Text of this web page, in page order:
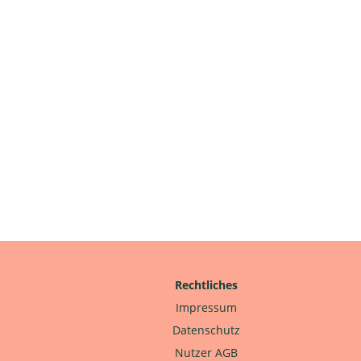
Rechtliches
Impressum
Datenschutz
Nutzer AGB